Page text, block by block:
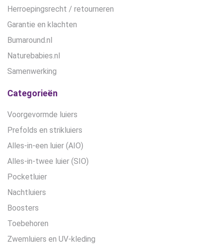
Herroepingsrecht / retourneren
Garantie en klachten
Bumaround.nl
Naturebabies.nl
Samenwerking
Categorieën
Voorgevormde luiers
Prefolds en strikluiers
Alles-in-een luier (AIO)
Alles-in-twee luier (SIO)
Pocketluier
Nachtluiers
Boosters
Toebehoren
Zwemluiers en UV-kleding